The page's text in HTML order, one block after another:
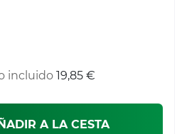
incluido 19,85 €
A LA CESTA